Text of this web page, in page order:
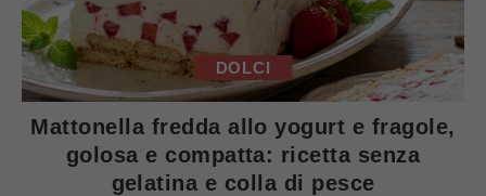
DOLCI
Mattonella fredda allo yogurt e fragole,
golosa e compatta: ricetta senza
gelatina e colla di pesce